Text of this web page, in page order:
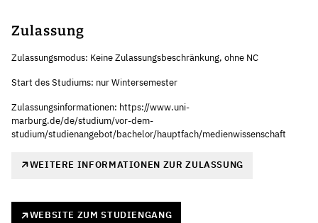
Zulassung
Zulassungsmodus: Keine Zulassungsbeschränkung, ohne NC
Start des Studiums: nur Wintersemester
Zulassungsinformationen: https://www.uni-
marburg.de/de/studium/vor-dem-
studium/studienangebot/bachelor/hauptfach/medienwissenschaft
WEITERE INFORMATIONEN ZUR ZULASSUNG
WEBSITE ZUM STUDIENGANG